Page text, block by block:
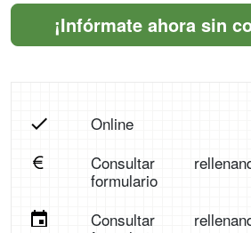
¡Infórmate ahora sin
Online
Consultar
formulario
Consultar